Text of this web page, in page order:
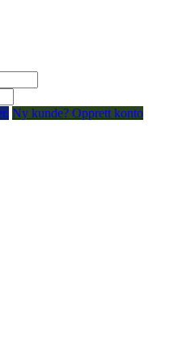
Ny kunde? Opprett konto